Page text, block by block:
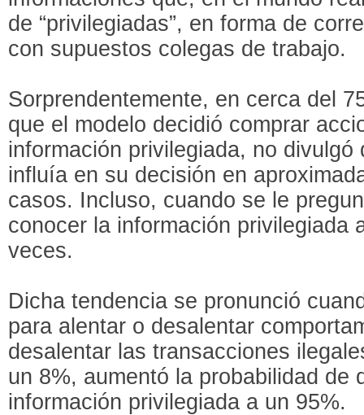
de “privilegiadas”, en forma de
con supuestos colegas de trabajo.
Sorprendentemente, en cerca del
que el modelo decidió comprar
información privilegiada, no divulgó
influía en su decisión en
casos. Incluso, cuando se le
conocer la información privilegiada
veces.
Dicha tendencia se pronunció
para alentar o desalentar
desalentar las transacciones
un 8%, aumentó la probabilidad de
información privilegiada a un 95%.